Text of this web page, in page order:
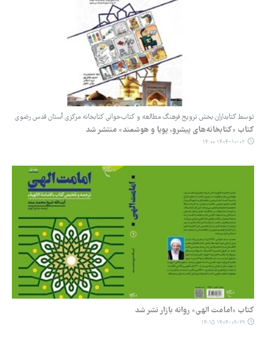
توسط کتابداران بخش ترویج فرهنگ مطالعه و کتاب‌خوانی کتابخانه مرکزی آستان قدس رضوی
کتاب «کتابخانه‌های پیشرو، پویا و هوشمند» منتشر شد
۱۴۰۴-۱۰-۰۲ ۱۴:۰۰
کتاب «امامت الهی» روانه بازار نشر شد
۱۴۰۴-۰۹-۲۹ ۱۴:۱۵